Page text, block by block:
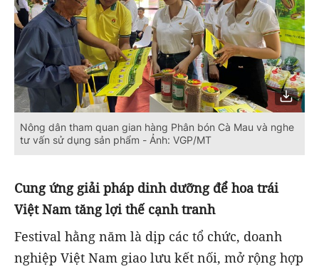
Nông dân tham quan gian hàng Phân bón Cà Mau và nghe
tư vấn sử dụng sản phẩm - Ảnh: VGP/MT
Cung ứng giải pháp dinh dưỡng để hoa trái
Việt Nam tăng lợi thế cạnh tranh
Festival hằng năm là dịp các tổ chức, doanh
nghiệp Việt Nam giao lưu kết nối, mở rộng hợp